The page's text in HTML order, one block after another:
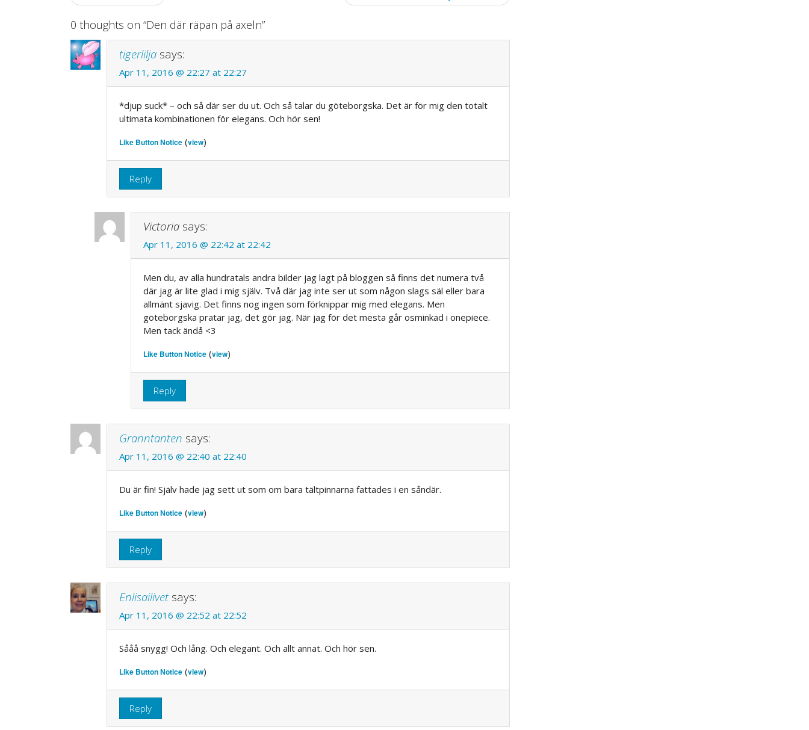
navigation
0 thoughts on “Den där räpan på axeln”
tigerlilja says:
Apr 11, 2016 @ 22:27 at 22:27
*djup suck* – och så där ser du ut. Och så talar du göteborgska. Det är för mig den totalt
ultimata kombinationen för elegans. Och hör sen!
Like Button Notice (view)
Reply
Victoria says:
Apr 11, 2016 @ 22:42 at 22:42
Men du, av alla hundratals andra bilder jag lagt på bloggen så finns det numera två
där jag är lite glad i mig själv. Två där jag inte ser ut som någon slags säl eller bara
allmänt sjavig. Det finns nog ingen som förknippar mig med elegans. Men
göteborgska pratar jag, det gör jag. När jag för det mesta går osminkad i onepiece.
Men tack ändå <3
Like Button Notice (view)
Reply
Granntanten says:
Apr 11, 2016 @ 22:40 at 22:40
Du är fin! Själv hade jag sett ut som om bara tältpinnarna fattades i en såndär.
Like Button Notice (view)
Reply
Enlisailivet says:
Apr 11, 2016 @ 22:52 at 22:52
Sååå snygg! Och lång. Och elegant. Och allt annat. Och hör sen.
Like Button Notice (view)
Reply